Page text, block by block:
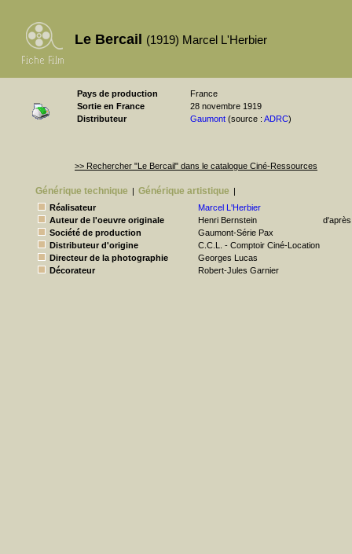
Le Bercail (1919) Marcel L'Herbier
Pays de production
France
Sortie en France
28 novembre 1919
Distributeur
Gaumont (source : ADRC)
>> Rechercher "Le Bercail" dans le catalogue Ciné-Ressources
Générique technique | Générique artistique |
Réalisateur
Marcel L'Herbier
Auteur de l'oeuvre originale
Henri Bernstein
Société de production
Gaumont-Série Pax
Distributeur d'origine
C.C.L. - Comptoir Ciné-Location
Directeur de la photographie
Georges Lucas
Décorateur
Robert-Jules Garnier